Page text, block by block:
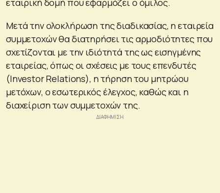
Μετά την ολοκλήρωση της διαδικασίας, η εταιρεία
συμμετοχών θα διατηρήσει τις αρμοδιότητες που
σχετίζονται με την ιδιότητά της ως εισηγμένης
εταιρείας, όπως οι σχέσεις με τους επενδυτές
(Investor Relations), η τήρηση του μητρώου
μετόχων, ο εσωτερικός έλεγχος, καθώς και η
διαχείριση των συμμετοχών της.